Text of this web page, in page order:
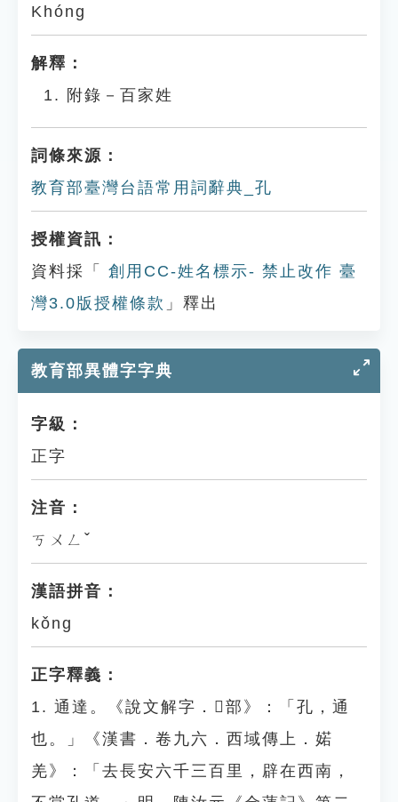
Khóng
解釋：
附錄－百家姓
詞條來源：
教育部臺灣台語常用詞辭典_孔
授權資訊：
資料採「
創用CC-姓名標示- 禁止改作 臺
灣3.0版授權條款 」釋出
教育部異體字字典
字級：
正字
注音：
ㄎㄨㄥˇ
漢語拼音：
kǒng
正字釋義：
1. 通達。《說文解字．𠃉部》：「孔，通
也。」《漢書．卷九六．西域傳上．婼
羌》：「去長安六千三百里，辟在西南，